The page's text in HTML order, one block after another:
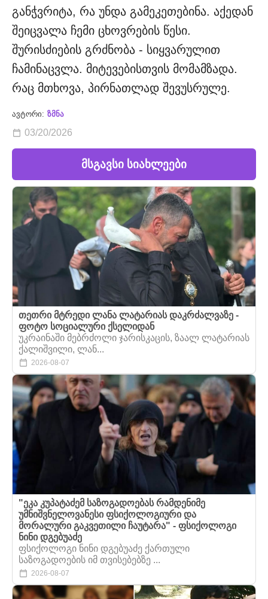
განჭვრიტა, რა უნდა გამეკეთებინა. აქედან
შეიცვალა ჩემი ცხოვრების წესი.
შურისძიების გრძნობა - სიყვარულით
ჩამინაცვლა. მიტევებისთვის მომამზადა.
რაც მთხოვა, პირნათლად შევუსრულე.
ავტორი: ზმნა
03/20/2026
მსგავსი სიახლეები
თეთრი მტრედი ლანა ლატარიას დაკრძალვაზე -
ფოტო სოციალური ქსელიდან
უკრაინაში მებრძოლი ჯარისკაცის, ზაალ ლატარიას
ქალიშვილი, ლან...
2026-08-07
"ეკა კუპატაძემ საზოგადოებას რამდენიმე
უმნიშვნელოვანესი ფსიქოლოგიური და
მორალური გაკვეთილი ჩაუტარა" - ფსიქოლოგი
ნინი დგებუაძე
ფსიქოლოგი ნინი დგებუაძე ქართული
საზოგადოების იმ თვისებებზე ...
2026-08-07